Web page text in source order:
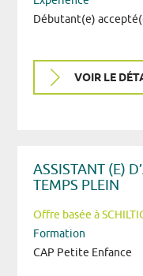
Débutant(e)
VOIR LE
ASSISTANT (E)
TEMPS PLEIN
Offre basée à
Formation
CAP Petite Enfance